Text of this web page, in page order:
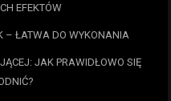
EFEKTÓW
– ŁATWA DO WYKONANIA
JAK PRAWIDŁOWO SIĘ